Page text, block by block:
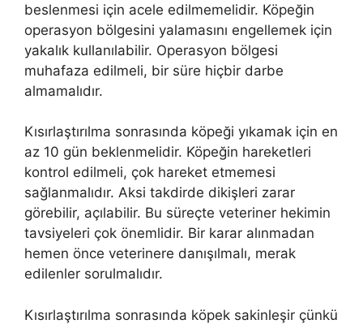
beslenmesi için acele edilmemelidir. Köpeğin
operasyon bölgesini yalamasını engellemek için
yakalık kullanılabilir. Operasyon bölgesi
muhafaza edilmeli, bir süre hiçbir darbe
almamalıdır.
Kısırlaştırılma sonrasında köpeği yıkamak için en
az 10 gün beklenmelidir. Köpeğin hareketleri
kontrol edilmeli, çok hareket etmemesi
sağlanmalıdır. Aksi takdirde dikişleri zarar
görebilir, açılabilir. Bu süreçte veteriner hekimin
tavsiyeleri çok önemlidir. Bir karar alınmadan
hemen önce veterinere danışılmalı, merak
edilenler sorulmalıdır.
Kısırlaştırılma sonrasında köpek sakinleşir çünkü